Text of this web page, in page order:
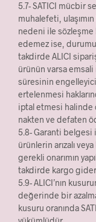
5.7- SATICI mücbir
muhalefeti,
nedeni ile
edemez ise,
takdirde ALICI
ürünün varsa
süresinin
ertelenmesi
iptal etmesi
nakten ve defaten
5.8- Garanti belgesi
ürünlerin arızalı
gerekli onarımın
takdirde kargo
5.9- ALICI’nın
değerinde bir
kusuru oranında